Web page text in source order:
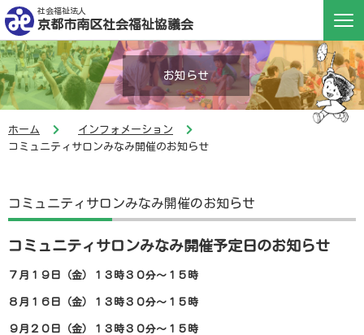
社会福祉法人
京都市南区社会福祉協議会
お知らせ
ホーム
インフォメーション
コミュニティサロンみなみ開催のお知らせ
コミュニティサロンみなみ開催のお知らせ
コミュニティサロンみなみ開催予定日のお知らせ
７月１９日（金）１３時３０分～１５時
８月１６日（金）１３時３０分～１５時
９月２０日（金）１３時３０分～１５時